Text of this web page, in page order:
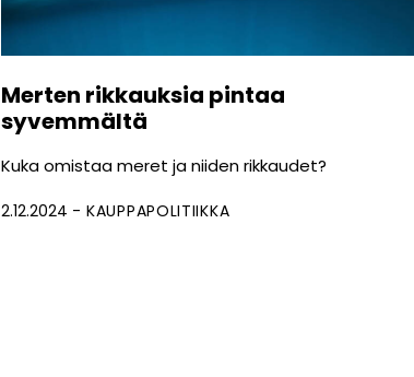
Merten rikkauksia pintaa
syvemmältä
Kuka omistaa meret ja niiden rikkaudet?
2.12.2024 KAUPPAPOLITIIKKA